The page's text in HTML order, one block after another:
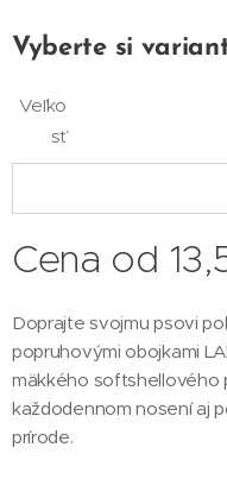
Vyberte si
Veľko
sť
Cena od
Doprajte svojmu psovi
popruhovými obojkami
mäkkého softshellového
každodennom nosení aj
prírode.